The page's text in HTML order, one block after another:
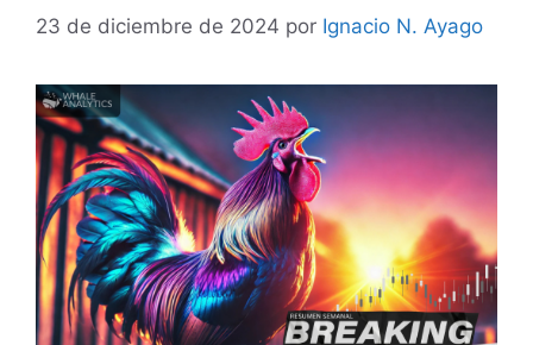
23 de diciembre de 2024 por Ignacio N. Ayago